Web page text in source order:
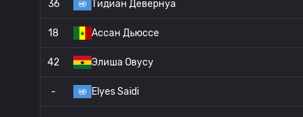
36 Тидиан Девернуа
18 Ассан Дьюссе
42 Элиша Овусу
- Elyes Saidi